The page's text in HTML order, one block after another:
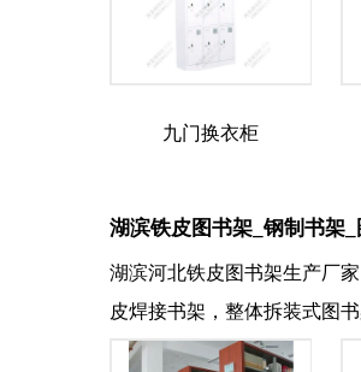
九门换衣柜
湖滨铁皮图书架_钢制书架
湖滨河北铁皮图书架生产厂
皮焊接书架，整体拆装式图